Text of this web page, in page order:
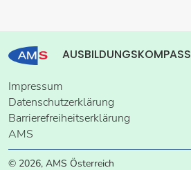
AUSBILDUNGSKOMPASS
Impressum
Datenschutzerklärung
Barrierefreiheitserklärung
AMS
© 2026, AMS Österreich